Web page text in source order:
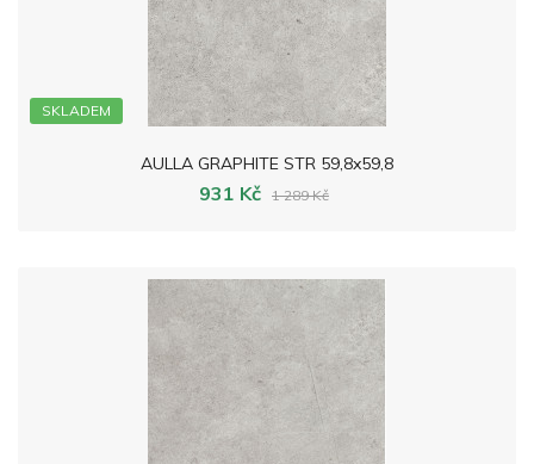
SKLADEM
AULLA GRAPHITE STR 59,8x59,8
931 Kč 1 289 Kč